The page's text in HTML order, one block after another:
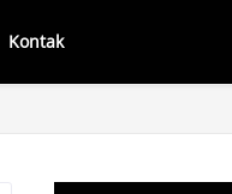
Kontak